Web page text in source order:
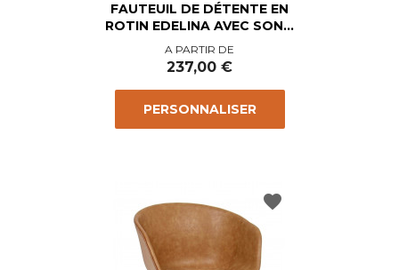
FAUTEUIL DE DÉTENTE EN
ROTIN EDELINA AVEC SON...
Prix
A PARTIR DE
237,00 €
PERSONNALISER
favorite